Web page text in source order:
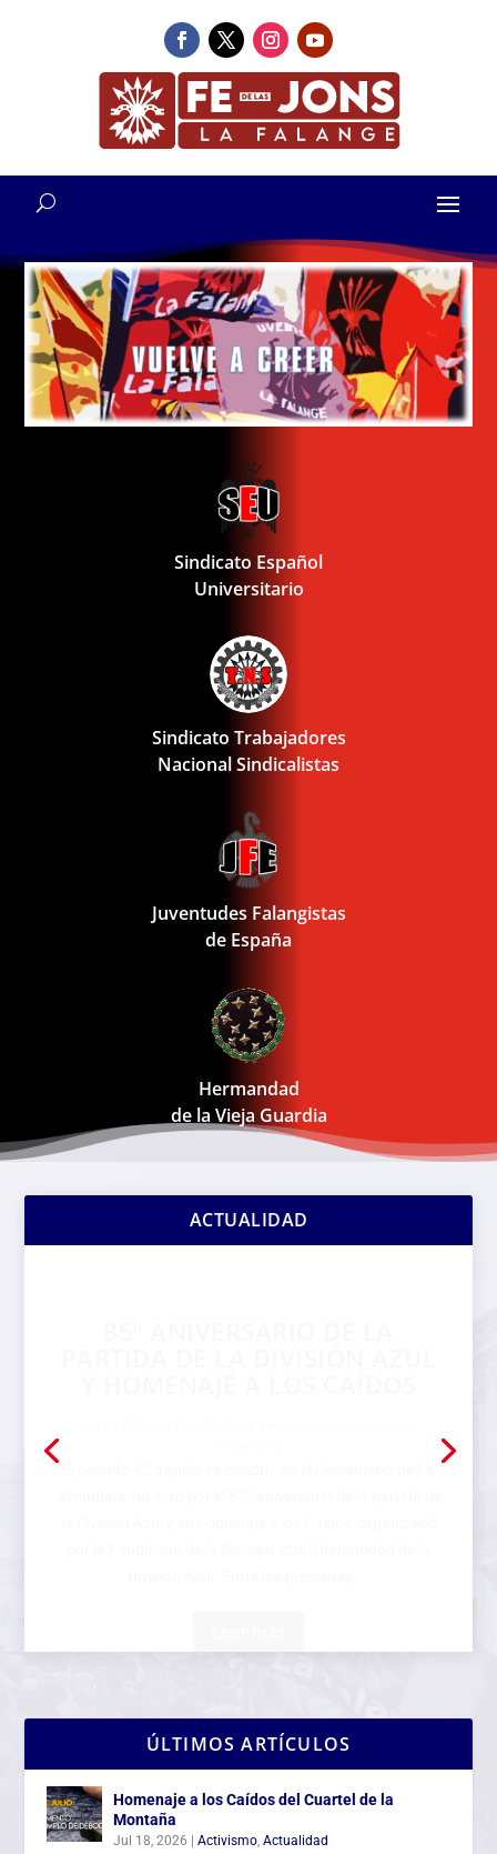
Sindicato Español
Universitario
Sindicato Trabajadores
Nacional Sindicalistas
Juventudes Falangistas
de España
Hermandad
de la Vieja Guardia
ACTUALIDAD
Almudena, un acto por el 85º aniversario de la partida de
ÚLTIMOS ARTÍCULOS
Homenaje a los Caídos del Cuartel de la
Montaña
Jul 18, 2026 |Activismo,Actualidad